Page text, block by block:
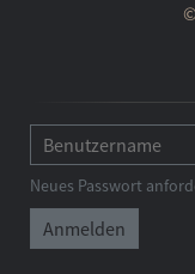
Neues Passwort